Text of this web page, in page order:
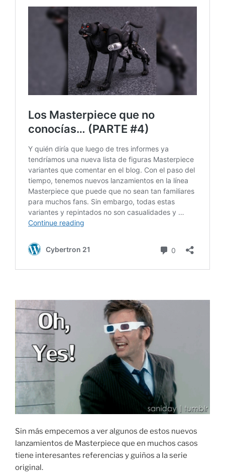
Sin más empecemos a ver algunos de estos nuevos
lanzamientos de Masterpiece que en muchos casos
tiene interesantes referencias y guiños a la serie
original.